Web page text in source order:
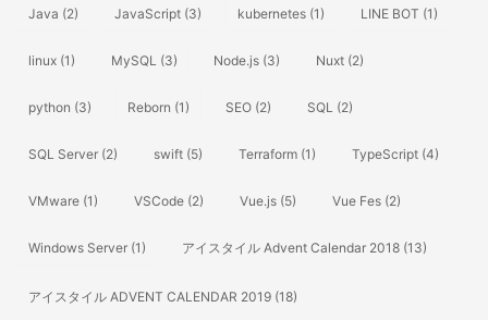
Java (2) JavaScript (3) kubernetes (1) LINE BOT (1)
linux (1) MySQL (3) Node.js (3) Nuxt (2)
python (3) Reborn (1) SEO (2) SQL (2)
SQL Server (2) swift (5) Terraform (1) TypeScript (4)
VMware (1) VSCode (2) Vue.js (5) Vue Fes (2)
Windows Server (1) アイスタイル Advent Calendar 2018 (13)
アイスタイル ADVENT CALENDAR 2019 (18)